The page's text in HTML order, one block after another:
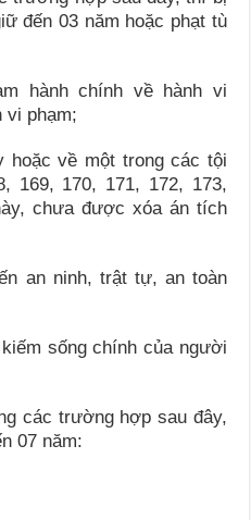
đến 03 năm hoặc phạt tù
hành chính về hành vi
vi phạm;
về một trong các tội
169, 170, 171, 172, 173,
chưa được xóa án tích
an ninh, trật tự, an toàn
sống chính của người
các trường hợp sau đây,
07 năm: